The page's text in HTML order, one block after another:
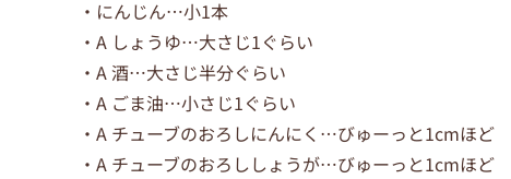
・にんじん…小1本
・A しょうゆ…大さじ1ぐらい
・A 酒…大さじ半分ぐらい
・A ごま油…小さじ1ぐらい
・A チューブのおろしにんにく…びゅーっと1cmほど
・A チューブのおろししょうが…びゅーっと1cmほど